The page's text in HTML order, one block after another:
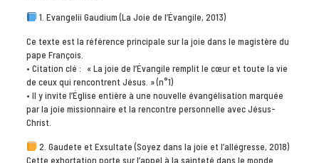
1. Evangelii Gaudium (La Joie de l’Évangile, 2013)
Ce texte est la référence principale sur la joie dans le magistère du
pape François.
• Citation clé : « La joie de l’Évangile remplit le cœur et toute la vie
de ceux qui rencontrent Jésus. » (n°1)
• Il y invite l’Église entière à une nouvelle évangélisation marquée
par la joie missionnaire et la rencontre personnelle avec Jésus-
Christ.
2. Gaudete et Exsultate (Soyez dans la joie et l’allégresse, 2018)
Cette exhortation porte sur l’appel à la sainteté dans le monde